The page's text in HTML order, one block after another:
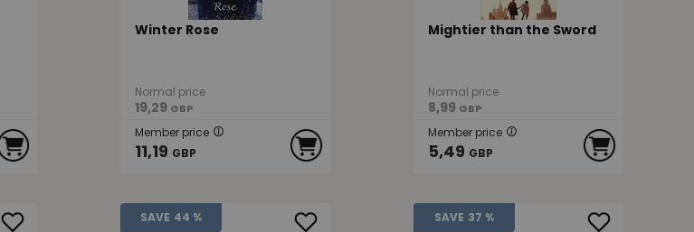
Winter Rose
Normal price
19,29 GBP
Member price
11,19 GBP
Mightier than the Sword
Normal price
8,99 GBP
Member price
5,49 GBP
SAVE 44 % SAVE 37 %